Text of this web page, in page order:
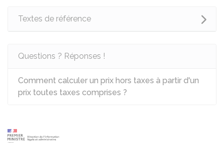
Textes de référence
Questions ? Réponses !
Comment calculer un prix hors taxes à partir d'un
prix toutes taxes comprises ?